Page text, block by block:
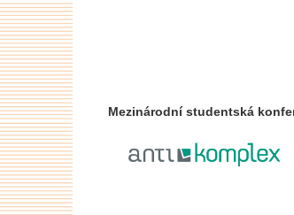
Mezinárodní studentská